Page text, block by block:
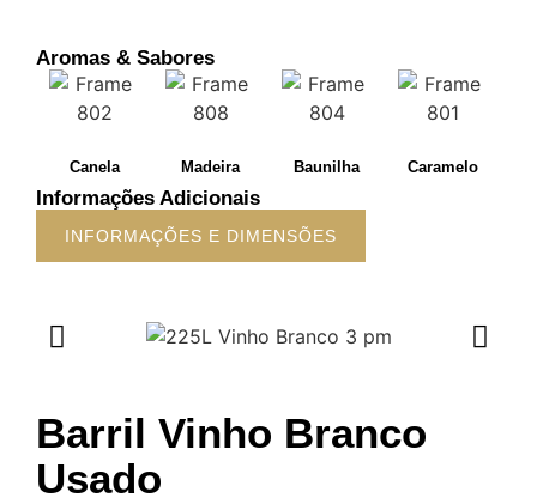
Aromas & Sabores
Canela Madeira Baunilha Caramelo
Informações Adicionais
INFORMAÇÕES E DIMENSÕES
Barril Vinho Branco
Usado